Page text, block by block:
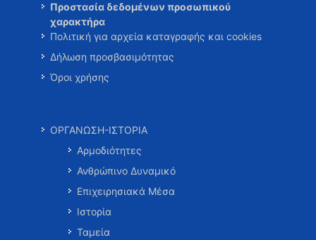
Προστασία δεδομένων προσωπικού
χαρακτήρα
Πολιτική για αρχεία καταγραφής και cookies
Δήλωση προσβασιμότητας
Όροι χρήσης
ΟΡΓΑΝΩΣΗ-ΙΣΤΟΡΙΑ
Αρμοδιότητες
Ανθρώπινο Δυναμικό
Επιχειρησιακά Μέσα
Ιστορία
Ταμεία